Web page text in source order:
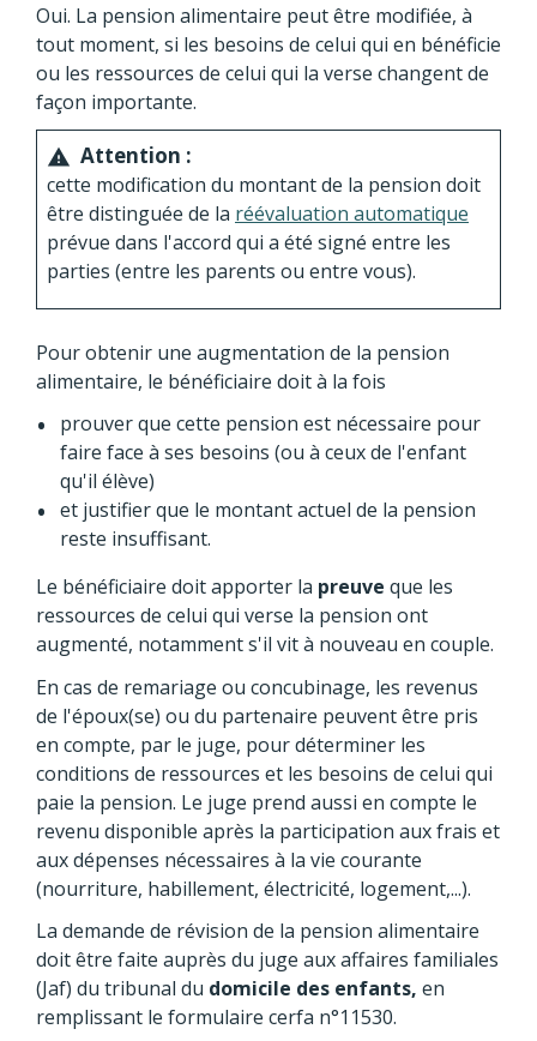
Oui. La pension alimentaire peut être modifiée, à
tout moment, si les besoins de celui qui en bénéficie
ou les ressources de celui qui la verse changent de
façon importante.
warning Attention :
cette modification du montant de la pension doit
être distinguée de la réévaluation automatique
prévue dans l'accord qui a été signé entre les
parties (entre les parents ou entre vous).
Pour obtenir une augmentation de la pension
alimentaire, le bénéficiaire doit à la fois
prouver que cette pension est nécessaire pour
faire face à ses besoins (ou à ceux de l'enfant
qu'il élève)
et justifier que le montant actuel de la pension
reste insuffisant.
Le bénéficiaire doit apporter la preuve que les
ressources de celui qui verse la pension ont
augmenté, notamment s'il vit à nouveau en couple.
En cas de remariage ou concubinage, les revenus
de l'époux(se) ou du partenaire peuvent être pris
en compte, par le juge, pour déterminer les
conditions de ressources et les besoins de celui qui
paie la pension. Le juge prend aussi en compte le
revenu disponible après la participation aux frais et
aux dépenses nécessaires à la vie courante
(nourriture, habillement, électricité, logement,...).
La demande de révision de la pension alimentaire
doit être faite auprès du juge aux affaires familiales
(Jaf) du tribunal du domicile des enfants, en
remplissant le formulaire cerfa n°11530.